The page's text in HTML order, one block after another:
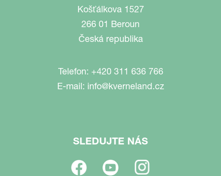
Košťálkova 1527
266 01 Beroun
Česká republika
Telefon: +420 311 636 766
E-mail: info@kverneland.cz
SLEDUJTE NÁS